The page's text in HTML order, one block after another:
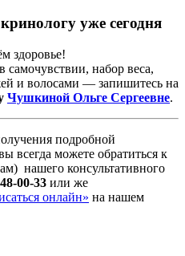
уже сегодня
здоровье!
самочувствии, набор веса,
и волосами — запишитесь на
Чушкиной Ольге Сергеевне.
подробной
всегда можете обратиться к
нашего консультативного
00-33 или же
онлайн» на нашем